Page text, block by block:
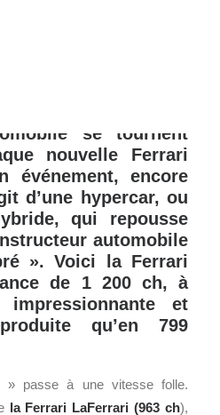
de L’Auto bat son
du côté de
se tournent
nouvelle Ferrari
événement, encore
d’une hypercar, ou
qui repousse
automobile
». Voici la Ferrari
de 1 200 ch, à
impressionnante et
qu’en 799
» passe à une vitesse folle.
la Ferrari LaFerrari (963 ch),